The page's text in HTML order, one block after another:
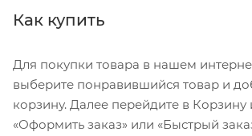
Работает при температуре от -15
Совместим с камерами из ТПУ.
затем извлеките сердечник
верхнюю часть клапана Шредера
против часовой стрелки, чтобы
сердечник. Берегите сердечник
время заправки!)
Как купить
Для покупки товара в нашем
выберите понравившийся товар и
корзину. Далее перейдите в
«Оформить заказ» или «Быстрый